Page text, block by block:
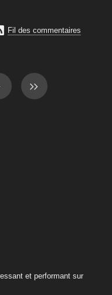
Fil des commentaires
et performant sur